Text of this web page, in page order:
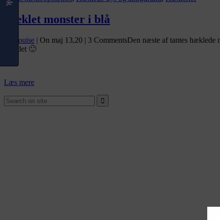
Hæklet monster i blå
Louise | On maj 13,20 | 3 CommentsDen næste af tantes hæklede
billedet 🙂
Læs mere